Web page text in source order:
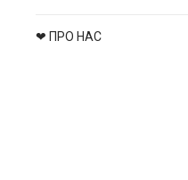
❤ ПРО НАС